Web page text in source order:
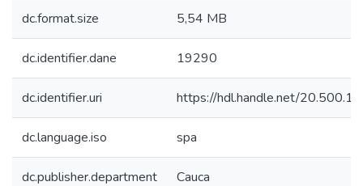
dc.format.size 5,54 MB
dc.identifier.dane 19290
dc.identifier.uri https://hdl.handle.net/
dc.language.iso spa
dc.publisher.department Cauca